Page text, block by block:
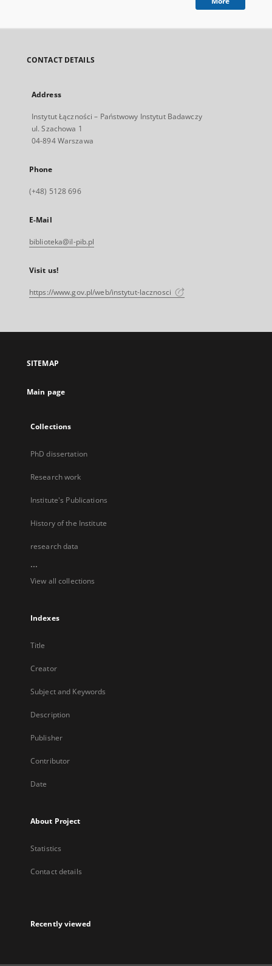
CONTACT DETAILS
Address
Instytut Łączności – Państwowy Instytut Badawczy
ul. Szachowa 1
04-894 Warszawa
Phone
(+48) 5128 696
E-Mail
biblioteka@il-pib.pl
Visit us!
https://www.gov.pl/web/instytut-lacznosci
SITEMAP
Main page
Collections
PhD dissertation
Research work
Institute's Publications
History of the Institute
research data
...
View all collections
Indexes
Title
Creator
Subject and Keywords
Description
Publisher
Contributor
Date
About Project
Statistics
Contact details
Recently viewed